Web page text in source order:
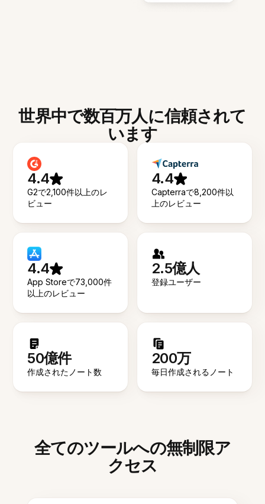
世界中で数百万人に信頼されて
います
4.4
G2で2,100件以上のレ
ビュー
4.4
Capterraで8,200件以
上のレビュー
4.4
App Storeで73,000件
以上のレビュー
2.5億人
登録ユーザー
50億件
作成されたノート数
200万
毎日作成されるノート
全てのツールへの無制限ア
クセス